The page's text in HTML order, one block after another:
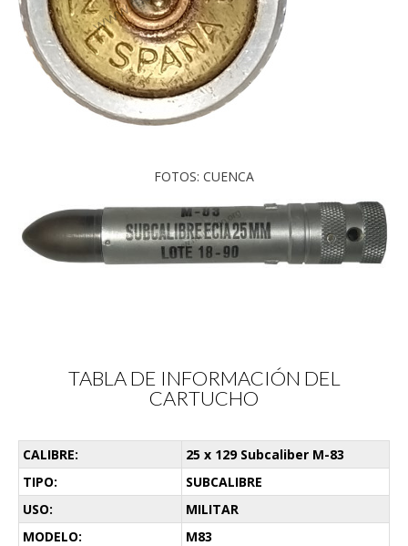
FOTOS: CUENCA
TABLA DE INFORMACIÓN DEL
CARTUCHO
CALIBRE:
25 x 129 Subcaliber M-83
TIPO:
SUBCALIBRE
USO:
MILITAR
MODELO:
M83